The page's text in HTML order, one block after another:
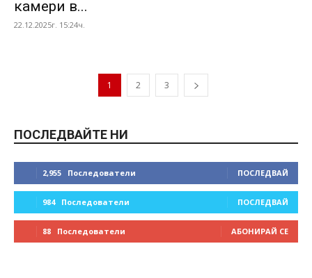
камери в...
22.12.2025г. 15:24ч.
1 2 3
ПОСЛЕДВАЙТЕ НИ
2,955 Последователи ПОСЛЕДВАЙ
984 Последователи ПОСЛЕДВАЙ
88 Последователи АБОНИРАЙ СЕ